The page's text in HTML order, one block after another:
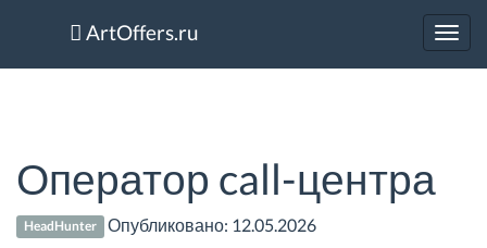
ArtOffers.ru
Оператор call-центра
HeadHunter Опубликовано: 12.05.2026